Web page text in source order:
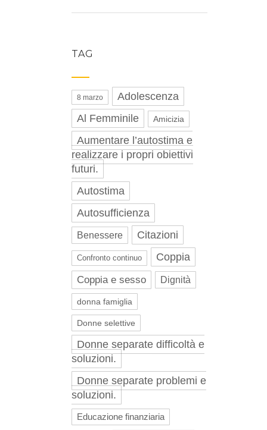
TAG
8 marzo
Adolescenza
Al Femminile
Amicizia
Aumentare l’autostima e
realizzare i propri obiettivi
futuri.
Autostima
Autosufficienza
Benessere Citazioni
Confronto continuo Coppia
Coppia e sesso Dignità
donna famiglia
Donne selettive
Donne separate difficoltà e
soluzioni.
Donne separate problemi e
soluzioni.
Educazione finanziaria